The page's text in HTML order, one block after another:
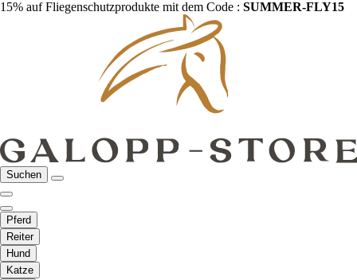
15% auf Fliegenschutzprodukte mit dem Code : SUMMER-FLY15
Suchen
Pferd
Reiter
Hund
Katze